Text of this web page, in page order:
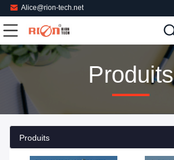
Alice@rion-tech.net
Produits
Produits